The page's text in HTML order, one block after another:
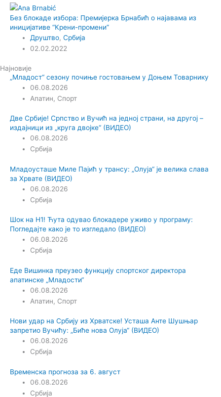
Без блокаде избора: Премијерка Брнабић о најавама из
иницијативе “Крени-промени”
Друштво,Србија
02.02.2022
Најновије
„Младост“ сезону почиње гостовањем у Доњем Товарнику
06.08.2026
Апатин, Спорт
Две Србије! Српство и Вучић на једној страни, на другој –
издајници из „круга двојке“ (ВИДЕО)
06.08.2026
Србија
Младоусташе Миле Пајић у трансу: „Олуја“ је велика слава
за Хрвате (ВИДЕО)
06.08.2026
Србија
Шок на Н1! Ћута одувао блокадере уживо у програму:
Погледајте како је то изгледало (ВИДЕО)
06.08.2026
Србија
Еде Вишинка преузео функцију спортског директора
апатинске „Младости“
06.08.2026
Апатин, Спорт
Нови удар на Србију из Хрватске! Усташа Анте Шушњар
запретио Вучићу: „Биће нова Олуја“ (ВИДЕО)
06.08.2026
Србија
Временска прогноза за 6. август
06.08.2026
Србија